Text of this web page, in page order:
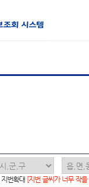
지번확대 [지번 글씨가 너무 작